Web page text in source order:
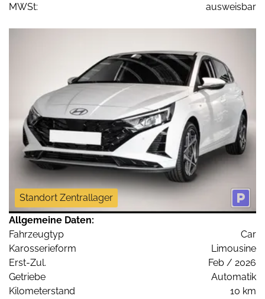
MWSt:
ausweisbar
Standort Zentrallager
Allgemeine Daten:
Fahrzeugtyp
Car
Karosserieform
Limousine
Erst-Zul.
Feb / 2026
Getriebe
Automatik
Kilometerstand
10 km